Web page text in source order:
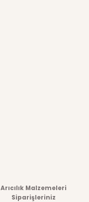
Arıcılık Malzemeleri
Siparişleriniz